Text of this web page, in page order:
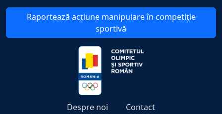
Raportează acțiune manipulare în competiție
sportivă
Despre noi Contact